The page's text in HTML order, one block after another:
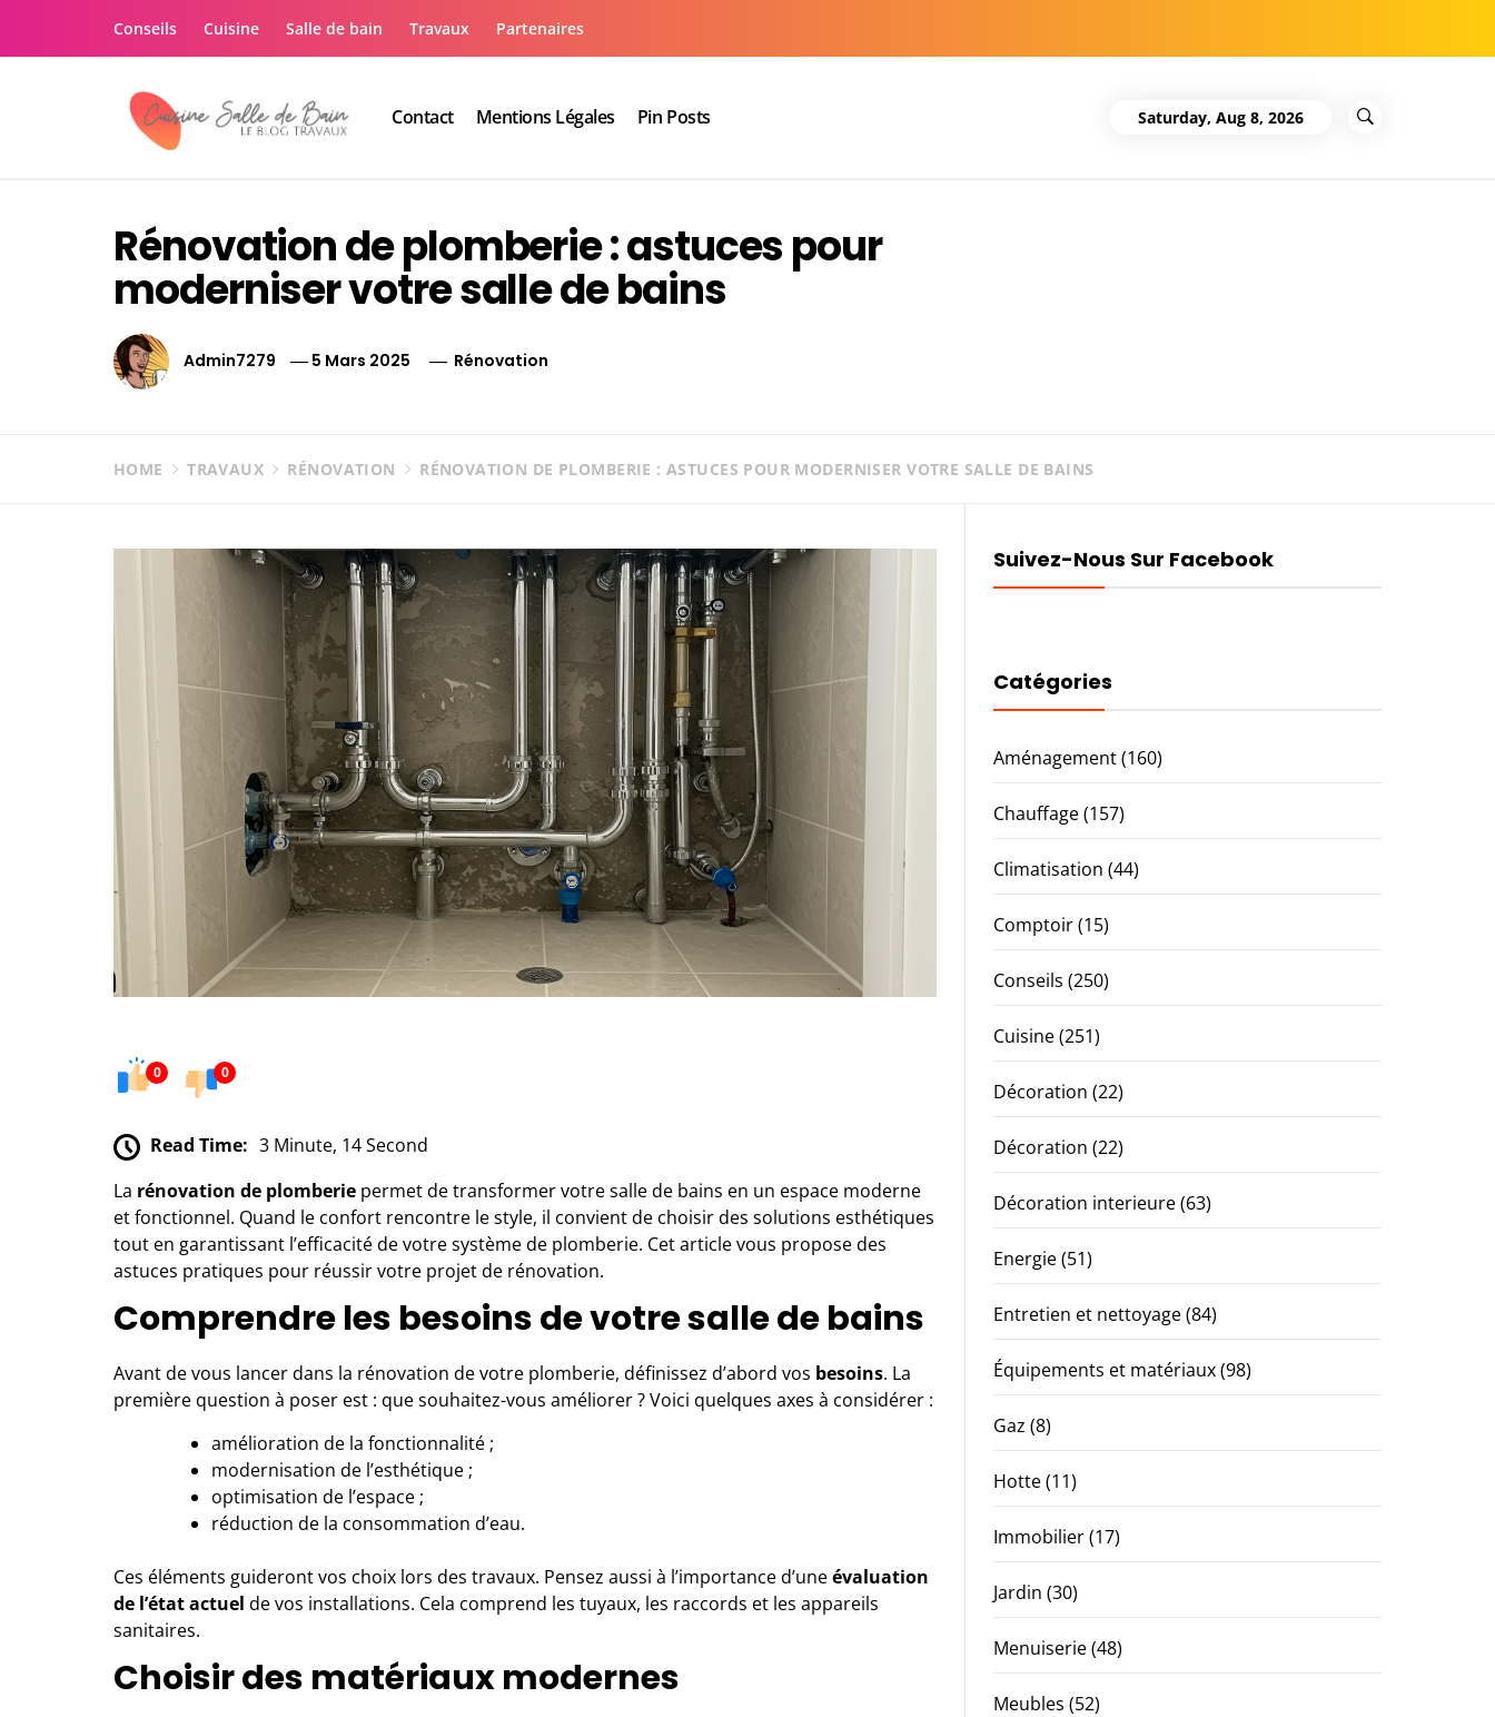
Conseils Cuisine Salle de bain Travaux Partenaires
Contact Mentions Légales Pin Posts Saturday, Aug 8, 2026
Rénovation de plomberie : astuces pour
moderniser votre salle de bains
Admin7279 5 Mars 2025 Rénovation
HOME TRAVAUX RÉNOVATION RÉNOVATION DE PLOMBERIE : ASTUCES POUR MODERNISER VOTRE SALLE DE BAINS
0 0
Read Time: 3 Minute, 14 Second
La rénovation de plomberie permet de transformer votre salle de bains en un espace moderne
et fonctionnel. Quand le confort rencontre le style, il convient de choisir des solutions esthétiques
tout en garantissant l’efficacité de votre système de plomberie. Cet article vous propose des
astuces pratiques pour réussir votre projet de rénovation.
Comprendre les besoins de votre salle de bains
Avant de vous lancer dans la rénovation de votre plomberie, définissez d’abord vos besoins. La
première question à poser est : que souhaitez-vous améliorer ? Voici quelques axes à considérer :
amélioration de la fonctionnalité ;
modernisation de l’esthétique ;
optimisation de l’espace ;
réduction de la consommation d’eau.
Ces éléments guideront vos choix lors des travaux. Pensez aussi à l’importance d’uneévaluation
de l’état actuel de vos installations. Cela comprend les tuyaux, les raccords et les appareils
sanitaires.
Choisir des matériaux modernes
Suivez-Nous Sur Facebook
Catégories
Aménagement(160)
Chauffage(157)
Climatisation (44)
Comptoir(15)
Conseils (250)
Cuisine(251)
Décoration (22)
Décoration (22)
Décoration interieure(63)
Energie(51)
Entretien et nettoyage(84)
Équipements et matériaux(98)
Gaz (8)
Hotte(11)
Immobilier(17)
Jardin (30)
Menuiserie(48)
Meubles (52)